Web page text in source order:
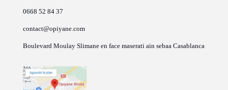
0668 52 84 37
contact@opiyane.com
Boulevard Moulay Slimane en face maserati ain sebaa Casablanca